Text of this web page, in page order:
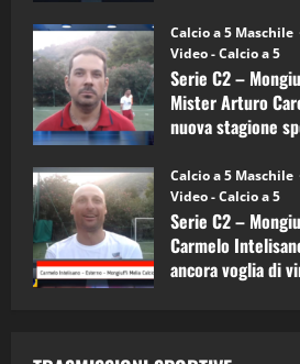
Calcio a 5 Maschile
Video - Calcio a 5
Serie C2 –
Mister Arturo
nuova stagione
Calcio a 5 Maschile
Video - Calcio a 5
Serie C2 –
Carmelo
ancora voglia di
5
“SportEmpire” in
(Martedi 07 Aprile
08/04/2026
1
“SportEmpire” in
(Martedi 05
08/05/2026